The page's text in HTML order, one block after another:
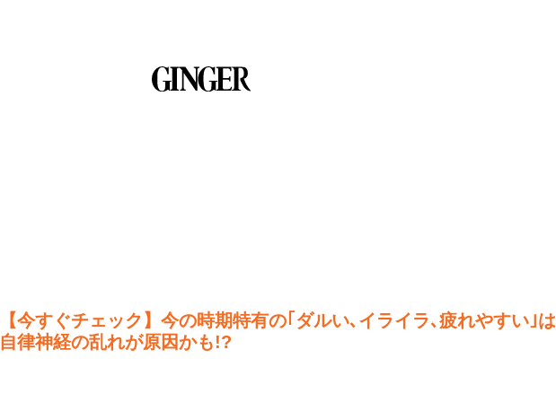
【今すぐチェック】今の時期特有の｢ダルい､イライラ､疲れやすい｣は
自律神経の乱れが原因かも!?